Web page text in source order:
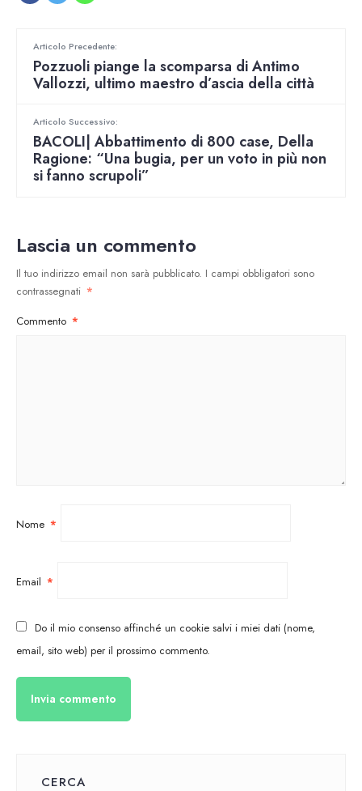
Articolo Precedente:
Pozzuoli piange la scomparsa di Antimo
Vallozzi, ultimo maestro d’ascia della città
Articolo Successivo:
BACOLI| Abbattimento di 800 case, Della
Ragione: “Una bugia, per un voto in più non
si fanno scrupoli”
Lascia un commento
Il tuo indirizzo email non sarà pubblicato. I campi obbligatori sono
contrassegnati *
Commento *
Nome *
Email *
Do il mio consenso affinché un cookie salvi i miei dati (nome,
email, sito web) per il prossimo commento.
CERCA